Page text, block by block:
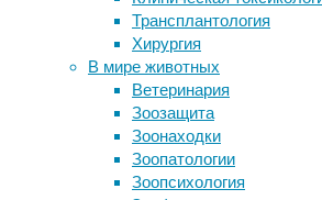
Трансплантология
Хирургия
В мире животных
Ветеринария
Зоозащита
Зоонаходки
Зоопатологии
Зоопсихология
сжигания
12/06/2026,
11:00
12/06/2026
технологии,
экология
сильно сократили их
Выявлены механизмы
сознания
Свернули и зондируем
Витамин D поможет
развитие ревматоидного
Следите за новостями